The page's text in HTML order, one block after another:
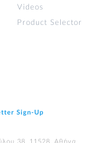
Videos
Product Selector
Sign‑Up
38, 11528, Αθήνα